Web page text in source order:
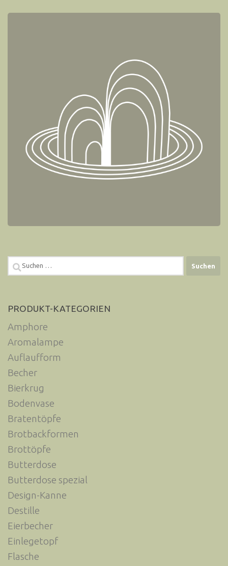
Suchen
nach:
PRODUKT-KATEGORIEN
Amphore
Aromalampe
Auflaufform
Becher
Bierkrug
Bodenvase
Bratentöpfe
Brotbackformen
Brottöpfe
Butterdose
Butterdose spezial
Design-Kanne
Destille
Eierbecher
Einlegetopf
Flasche